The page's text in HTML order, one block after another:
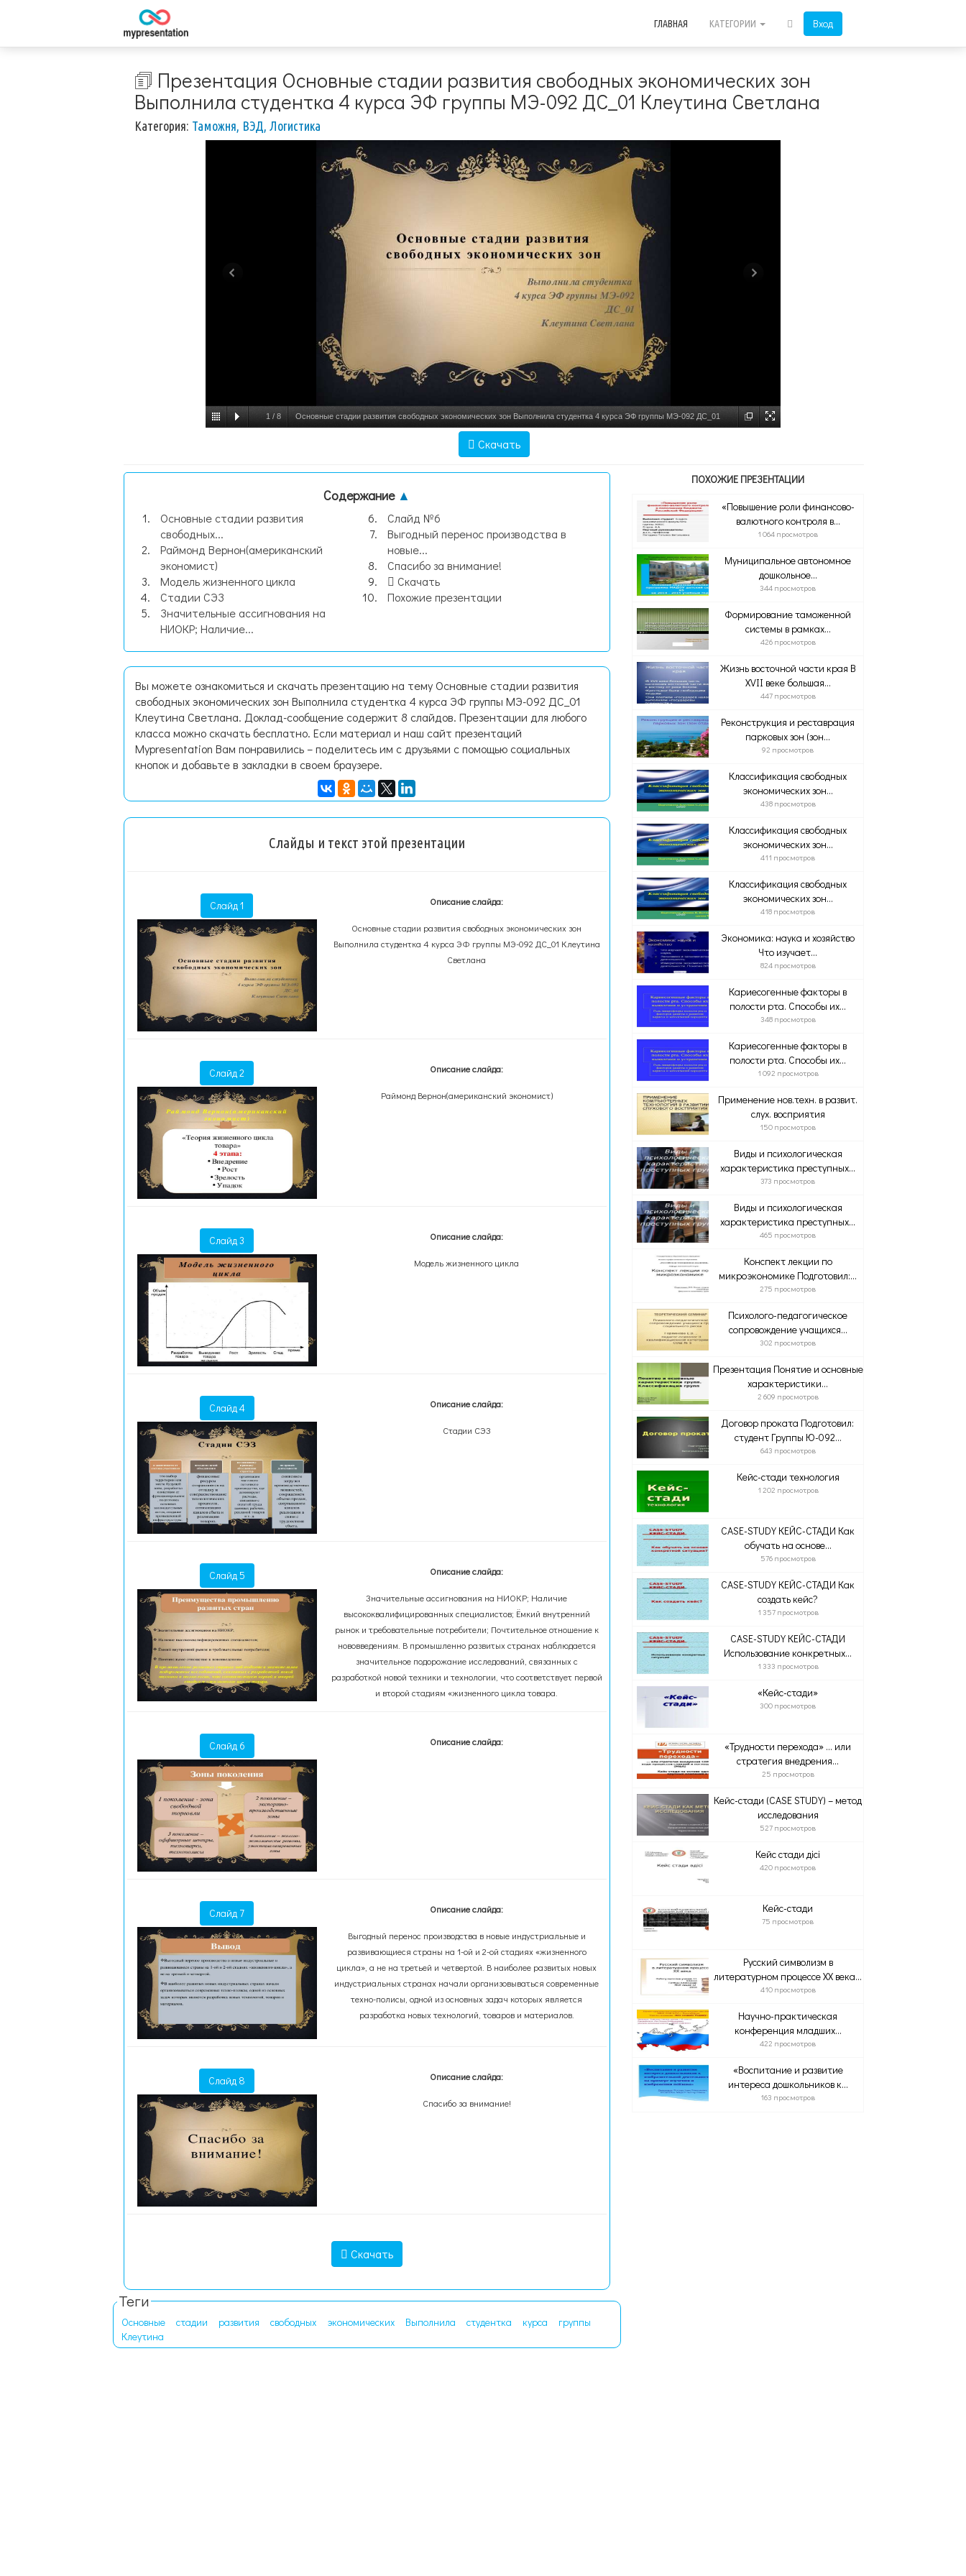
Вход
ГЛАВНАЯ КАТЕГОРИИ
🗊 Презентация Основные стадии развития свободных экономических зон
Выполнила студентка 4 курса ЭФ группы МЭ-092 ДС_01 Клеутина Светлана
Категория: Таможня, ВЭД, Логистика
1 / 8 Основные стадии развития свободных экономических зон Выполнила студентка 4 курса ЭФ группы МЭ-092 ДС_01
Скачать
Содержание ▲
Основные стадии развития
свободных...
Раймонд Вернон(американский
экономист)
Модель жизненного цикла
Стадии СЭЗ
Значительные ассигнования на
НИОКР; Наличие...
Слайд №6
Выгодный перенос производства в
новые...
Спасибо за внимание!
Скачать
Похожие презентации
Вы можете ознакомиться и скачать презентацию на тему Основные стадии развития
свободных экономических зон Выполнила студентка 4 курса ЭФ группы МЭ-092 ДС_01
Клеутина Светлана. Доклад-сообщение содержит 8 слайдов. Презентации для любого
класса можно скачать бесплатно. Если материал и наш сайт презентаций
Mypresentation Вам понравились – поделитесь им с друзьями с помощью социальных
кнопок и добавьте в закладки в своем браузере.
Слайды и текст этой презентации
Слайд 1 Описание слайда:
Основные стадии развития свободных экономических зон
Выполнила студентка 4 курса ЭФ группы МЭ-092 ДС_01 Клеутина
Светлана
Слайд 2 Описание слайда:
Раймонд Вернон(американский экономист)
Слайд 3 Описание слайда:
Модель жизненного цикла
Слайд 4 Описание слайда:
Стадии СЭЗ
Слайд 5 Описание слайда:
Значительные ассигнования на НИОКР; Наличие
высококвалифицированных специалистов; Ёмкий внутренний
рынок и требовательные потребители; Почтительное отношение к
нововведениям. В промышленно развитых странах наблюдается
значительное подорожание исследований, связанных с
разработкой новой техники и технологии, что соответствует первой
и второй стадиям «жизненного цикла товара.
Слайд 6 Описание слайда:
Слайд 7 Описание слайда:
Выгодный перенос производства в новые индустриальные и
развивающиеся страны на 1-ой и 2-ой стадиях «жизненного
цикла», а не на третьей и четвертой. В наиболее развитых новых
индустриальных странах начали организовываться современные
техно-полисы, одной из основных задач которых является
разработка новых технологий, товаров и материалов.
Слайд 8 Описание слайда:
Спасибо за внимание!
Скачать
Теги
Основные стадии развития свободных экономических Выполнила студентка курса
группы
Клеутина
ПОХОЖИЕ ПРЕЗЕНТАЦИИ
«Повышение роли финансово-
валютного контроля в...
1 064 просмотров
Муниципальное автономное
дошкольное...
344 просмотров
Формирование таможенной
системы в рамках...
426 просмотров
Жизнь восточной части края B
XVII веке большая...
447 просмотров
Реконструкция и реставрация
парковых зон (зон...
92 просмотров
Классификация свободных
экономических зон...
438 просмотров
Классификация свободных
экономических зон...
411 просмотров
Классификация свободных
экономических зон...
418 просмотров
Экономика: наука и хозяйство
Что изучает...
824 просмотров
Кариесогенные факторы в
полости рта. Способы их...
348 просмотров
Кариесогенные факторы в
полости рта. Способы их...
1 092 просмотров
Применение нов.техн. в развит.
слух. восприятия
150 просмотров
Виды и психологическая
характеристика преступных...
373 просмотров
Виды и психологическая
характеристика преступных...
465 просмотров
Конспект лекции по
микроэкономике Подготовил:...
275 просмотров
Психолого-педагогическое
сопровождение учащихся...
302 просмотров
Презентация Понятие и основные
характеристики...
2 609 просмотров
Договор проката Подготовил:
студент Группы Ю-092...
643 просмотров
Кейс-стади технология
1 202 просмотров
CASE-STUDY КЕЙС-СТАДИ Как
обучать на основе...
576 просмотров
CASE-STUDY КЕЙС-СТАДИ Как
создать кейс?
1 357 просмотров
CASE-STUDY КЕЙС-СТАДИ
Использование конкретных...
1 333 просмотров
«Кейс-стади»
300 просмотров
«Трудности перехода» … или
стратегия внедрения...
25 просмотров
Кейс-стади (CASE STUDY) – метод
исследования
527 просмотров
Кейс стади әдісі
420 просмотров
Кейс-стади
75 просмотров
Русский символизм в
литературном процессе XX века...
410 просмотров
Научно-практическая
конференция младших...
422 просмотров
«Воспитание и развитие
интереса дошкольников к...
163 просмотров